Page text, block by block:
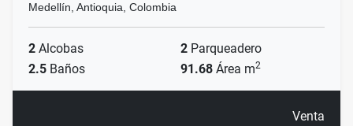
Medellín, Antioquia, Colombia
2 Alcobas 2 Parqueadero
2.5 Baños 91.68 Área m2
Venta